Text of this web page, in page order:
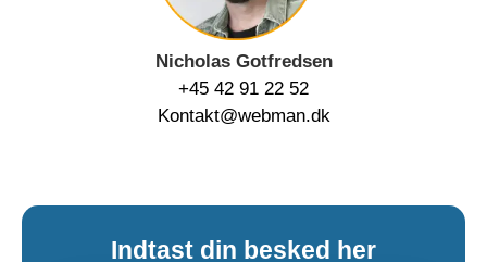
Nicholas Gotfredsen
+45 42 91 22 52
Kontakt@webman.dk
Indtast din besked her